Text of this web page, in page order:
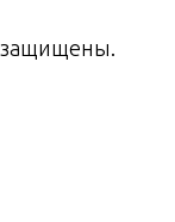
защищены.